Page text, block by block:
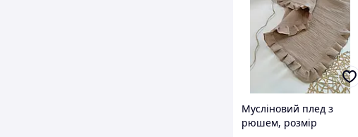
Мусліновий плед з
рюшем, розмір